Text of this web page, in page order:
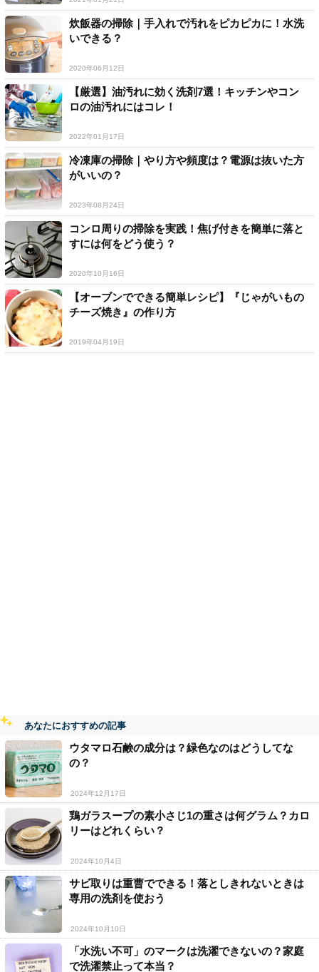
炊飯器の掃除｜手入れで汚れをピカピカに！水洗
いできる？
2020年06月12日
【厳選】油汚れに効く洗剤7選！キッチンやコン
ロの油汚れにはコレ！
2022年01月17日
冷凍庫の掃除｜やり方や頻度は？電源は抜いた方
がいいの？
2023年08月24日
コンロ周りの掃除を実践！焦げ付きを簡単に落と
すには何をどう使う？
2020年10月16日
【オーブンでできる簡単レシピ】『じゃがいもの
チーズ焼き』の作り方
2019年04月19日
あなたにおすすめの記事
ウタマロ石鹸の成分は？緑色なのはどうしてな
の？
2024年12月17日
鶏ガラスープの素小さじ1の重さは何グラム？カロ
リーはどれくらい？
2024年10月4日
サビ取りは重曹でできる！落としきれないときは
専用の洗剤を使おう
2024年10月10日
「水洗い不可」のマークは洗濯できないの？家庭
で洗濯禁止って本当？